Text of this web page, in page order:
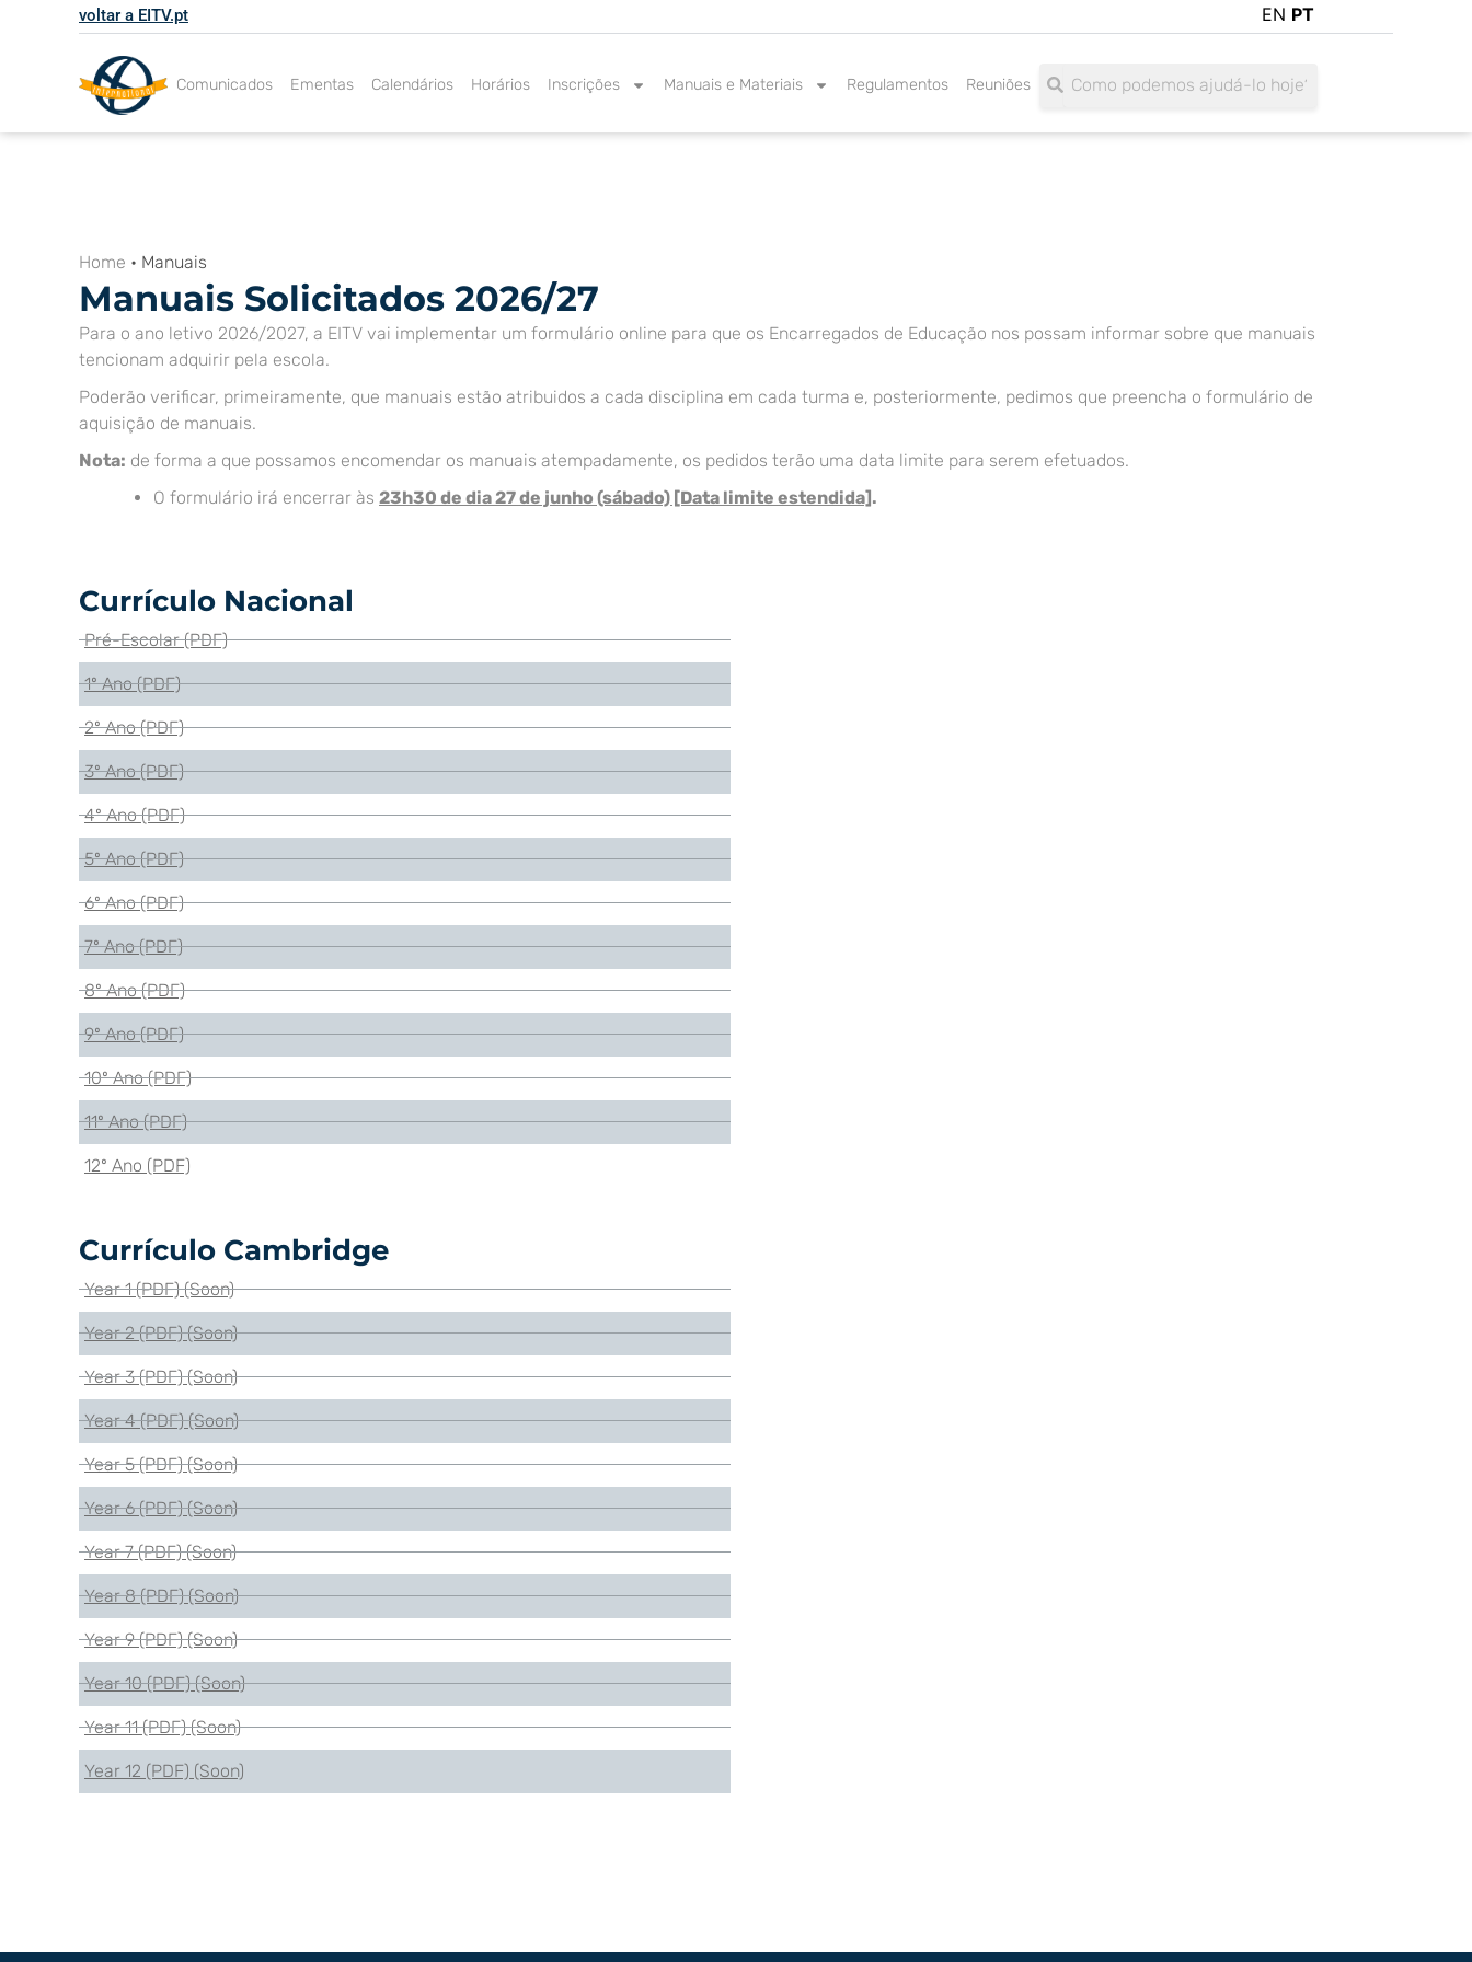
voltar a EITV.pt EN PT
Comunicados Ementas Calendários Horários Inscrições Manuais e Materiais Regulamentos Reuniões
SearchSearch
Home • Manuais
Manuais Solicitados 2026/27
Para o ano letivo 2026/2027, a EITV vai implementar um formulário online para que os Encarregados de Educação nos possam informar sobre que manuais
tencionam adquirir pela escola.
Poderão verificar, primeiramente, que manuais estão atribuidos a cada disciplina em cada turma e, posteriormente, pedimos que preencha o formulário de
aquisição de manuais.
Nota: de forma a que possamos encomendar os manuais atempadamente, os pedidos terão uma data limite para serem efetuados.
O formulário irá encerrar às 23h30 de dia 27 de junho (sábado) [Data limite estendida] .
Currículo Nacional
Pré-Escolar (PDF)
1º Ano (PDF)
2º Ano (PDF)
3º Ano (PDF)
4º Ano (PDF)
5º Ano (PDF)
6º Ano (PDF)
7º Ano (PDF)
8º Ano (PDF)
9º Ano (PDF)
10º Ano (PDF)
11º Ano (PDF)
12º Ano (PDF)
Currículo Cambridge
Year 1 (PDF) (Soon)
Year 2 (PDF) (Soon)
Year 3 (PDF) (Soon)
Year 4 (PDF) (Soon)
Year 5 (PDF) (Soon)
Year 6 (PDF) (Soon)
Year 7 (PDF) (Soon)
Year 8 (PDF) (Soon)
Year 9 (PDF) (Soon)
Year 10 (PDF) (Soon)
Year 11 (PDF) (Soon)
Year 12 (PDF) (Soon)